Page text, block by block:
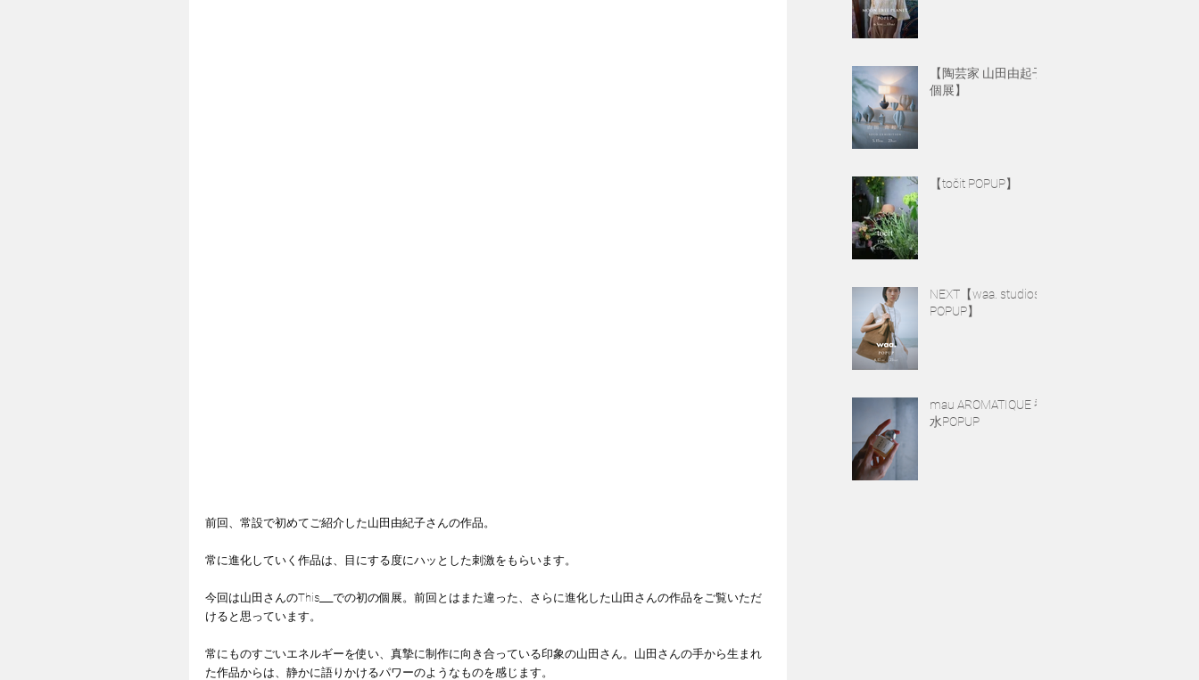
前回、常設で初めてご紹介した山田由紀子さんの作品。
常に進化していく作品は、目にする度にハッとした刺激をもらいます。
今回は山田さんのThis___での初の個展。前回とはまた違った、さらに進化した山田さんの作品をご覧いただ
けると思っています。
常にものすごいエネルギーを使い、真摯に制作に向き合っている印象の山田さん。山田さんの手から生まれ
た作品からは、静かに語りかけるパワーのようなものを感じます。
【陶芸家 山田由起子
個展】
【točit POPUP】
NEXT【waa. studios
POPUP】
mau AROMATIQUE 香
水POPUP